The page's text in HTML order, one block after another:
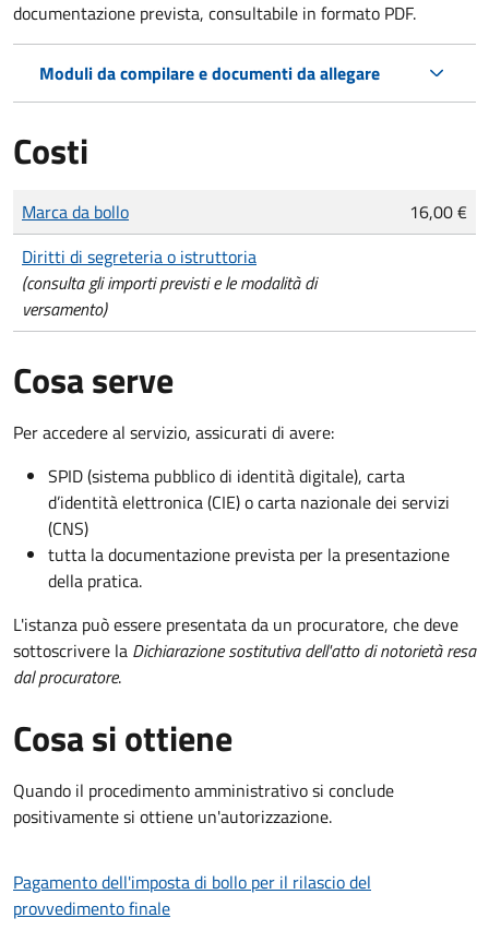
documentazione prevista, consultabile in formato PDF.
Moduli da compilare e documenti da allegare
Costi
Tipo di pagamento
Importo
Marca da bollo
16,00 €
Diritti di segreteria o istruttoria
(consulta gli importi previsti e le modalità di
versamento)
Cosa serve
Per accedere al servizio, assicurati di avere:
SPID (sistema pubblico di identità digitale), carta
d’identità elettronica (CIE) o carta nazionale dei servizi
(CNS)
tutta la documentazione prevista per la presentazione
della pratica.
L'istanza può essere presentata da un procuratore, che deve
sottoscrivere la Dichiarazione sostitutiva dell'atto di notorietà resa
dal procuratore.
Cosa si ottiene
Quando il procedimento amministrativo si conclude
positivamente si ottiene un'autorizzazione.
Pagamento dell'imposta di bollo per il rilascio del
provvedimento finale